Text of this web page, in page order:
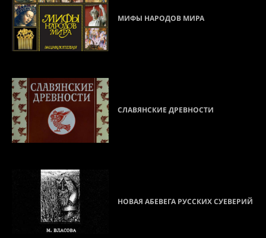
МИФЫ НАРОДОВ МИРА
СЛАВЯНСКИЕ ДРЕВНОСТИ
НОВАЯ АБЕВЕГА РУССКИХ СУЕВЕРИЙ